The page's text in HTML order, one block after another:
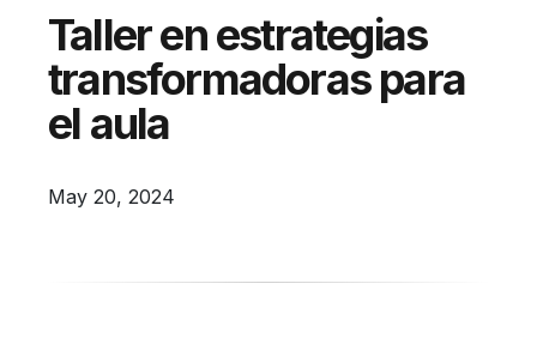
Campañas
Arbolado
Residuos
Proyectos
Empleos Verdes Locales
Taller en estrategias
transformadoras para
el aula
May 20, 2024